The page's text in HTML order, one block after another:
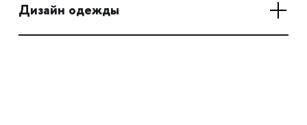
Дизайн одежды